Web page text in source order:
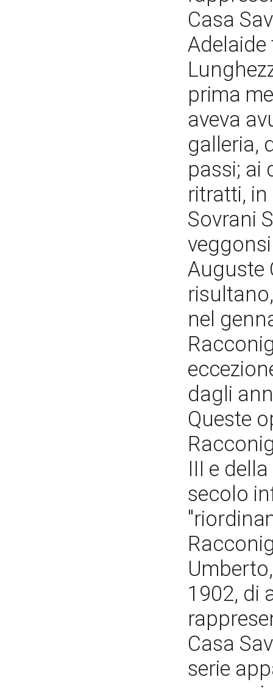
Casa
prima
aveva
galleria,
passi; ai
ritratti,
Sovrani
Auguste
nel
dagli
Queste
III e
secolo
1902, di
Casa
serie